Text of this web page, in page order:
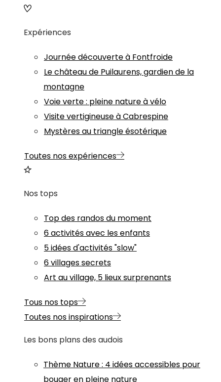
Expériences
Journée découverte à Fontfroide
Le château de Puilaurens, gardien de la
montagne
Voie verte : pleine nature à vélo
Visite vertigineuse à Cabrespine
Mystères au triangle ésotérique
Toutes nos expériences
Nos tops
Top des randos du moment
6 activités avec les enfants
5 idées d'activités "slow"
6 villages secrets
Art au village, 5 lieux surprenants
Tous nos tops
Toutes nos inspirations
Les bons plans des audois
Thème Nature: 4 idées accessibles pour
bouger en pleine nature